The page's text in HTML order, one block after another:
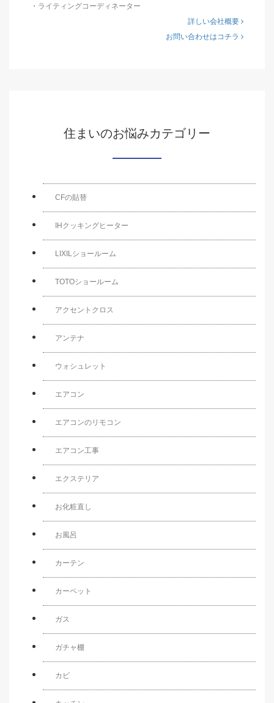
・ライティングコーディネーター
詳しい会社概要
お問い合わせはコチラ
住まいのお悩みカテゴリー
CFの貼替
IHクッキングヒーター
LIXILショールーム
TOTOショールーム
アクセントクロス
アンテナ
ウォシュレット
エアコン
エアコンのリモコン
エアコン工事
エクステリア
お化粧直し
お風呂
カーテン
カーペット
ガス
ガチャ棚
カビ